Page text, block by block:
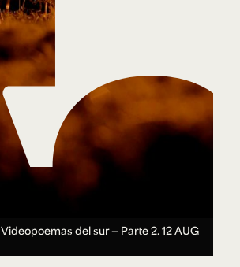
del sur — Parte 2.12 AUG